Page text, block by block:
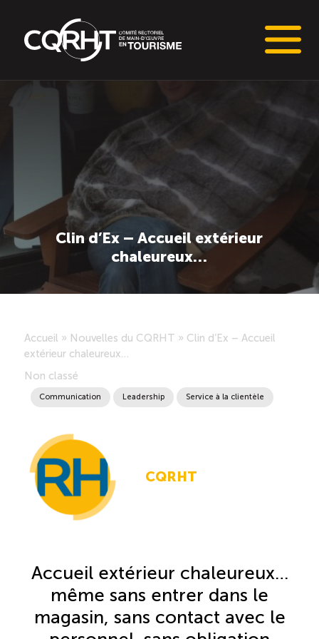
Informations sur le marché du travail (IMT)
Tableaux de bord de l’industrie touristique
Main-d’oeuvre en tourisme
Le pôle IMT
Saisonnalité des emplois
Outils et ressources
Portail RH
Descriptions de fonction
Balados
Programmes d’aide et subventions
Clin d’Ex – Accueil extérieur
chaleureux…
Accueil » Nouvelles du CQRHT » Clin d’Ex – Accueil
extérieur chaleureux…
Non classé
Communication Leadership Service à la clientèle
CQRHT
Accueil extérieur chaleureux…
même sans entrer dans le
magasin, sans contact avec le